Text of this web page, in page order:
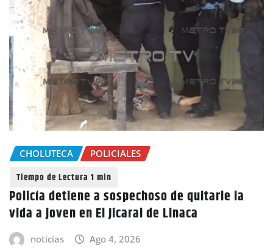
CHOLUTECA POLICIALES
Policía detiene a sospechoso de quitarle la
vida a joven en El Jicaral de Linaca
noticias Ago 4, 2026